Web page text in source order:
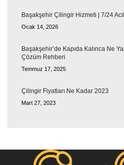
Başakşehir Çilingir Hizmeti | 7/24
Ocak 14, 2026
Başakşehir’de Kapıda Kalınca Ne
Çözüm Rehberi
Temmuz 17, 2025
Çilingir Fiyatları Ne Kadar 2023
Mart 27, 2023